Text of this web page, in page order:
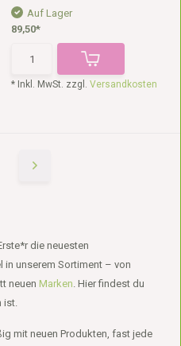
Auf Lager
89,50*
* Inkl. MwSt. zzgl. Versandkosten
die neuesten
unserem Sortiment – von
neuen Marken. Hier findest du
ist.
mit neuen Produkten, fast jede